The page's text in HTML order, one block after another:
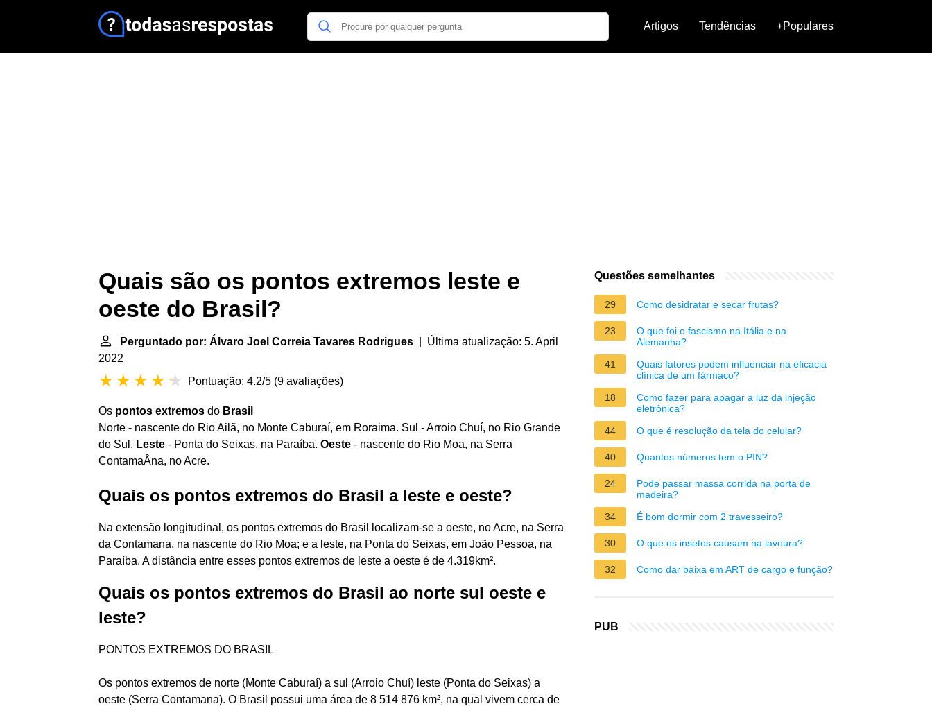
Artigos Tendências +Populares
Quais são os pontos extremos leste e
oeste do Brasil?
Perguntado por: Álvaro Joel Correia Tavares Rodrigues | Última atualização: 5. April
2022
Pontuação: 4.2/5 (9 avaliações)
Os pontos extremos do Brasil
Norte - nascente do Rio Ailã, no Monte Caburaí, em Roraima. Sul - Arroio Chuí, no Rio Grande
do Sul. Leste - Ponta do Seixas, na Paraíba. Oeste - nascente do Rio Moa, na Serra
ContamaÂna, no Acre.
Quais os pontos extremos do Brasil a leste e oeste?
Na extensão longitudinal, os pontos extremos do Brasil localizam-se a oeste, no Acre, na Serra
da Contamana, na nascente do Rio Moa; e a leste, na Ponta do Seixas, em João Pessoa, na
Paraíba. A distância entre esses pontos extremos de leste a oeste é de 4.319km².
Quais os pontos extremos do Brasil ao norte sul oeste e
leste?
PONTOS EXTREMOS DO BRASIL
Os pontos extremos de norte (Monte Caburaí) a sul (Arroio Chuí) leste (Ponta do Seixas) a
oeste (Serra Contamana). O Brasil possui uma área de 8 514 876 km², na qual vivem cerca de
Questões semelhantes
29 Como desidratar e secar frutas?
23
O que foi o fascismo na Itália e na
Alemanha?
41
Quais fatores podem influenciar na eficácia
clínica de um fármaco?
18
Como fazer para apagar a luz da injeção
eletrônica?
44
O que é resolução da tela do celular?
40 Quantos números tem o PIN?
24
Pode passar massa corrida na porta de
madeira?
34
É bom dormir com 2 travesseiro?
30 O que os insetos causam na lavoura?
32 Como dar baixa em ART de cargo e função?
PUB